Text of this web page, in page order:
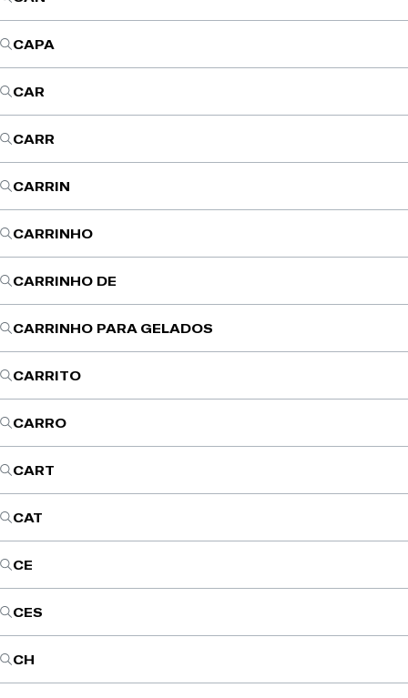
CAPA
CAR
CARR
CARRIN
CARRINHO
CARRINHO DE
CARRINHO PARA GELADOS
CARRITO
CARRO
CART
CAT
CE
CES
CH